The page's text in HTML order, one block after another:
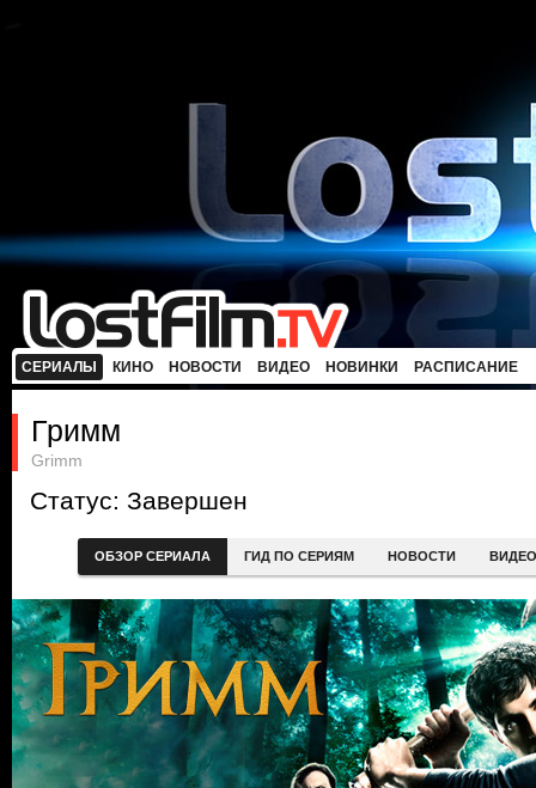
СЕРИАЛЫ КИНО НОВОСТИ ВИДЕО НОВИНКИ РАСПИСАНИЕ
Гримм
Grimm
Статус: Завершен
ОБЗОР СЕРИАЛА ГИД ПО СЕРИЯМ НОВОСТИ ВИДЕО